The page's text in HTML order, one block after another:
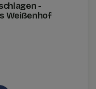
-
Weißenhof